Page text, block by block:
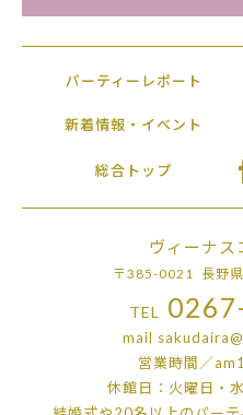
パーティーレポート
新着情報・イベント
総合トップ
ヴィーナス
〒385-0021 長野
TEL
mail
営業時間／
休館日：火曜日・